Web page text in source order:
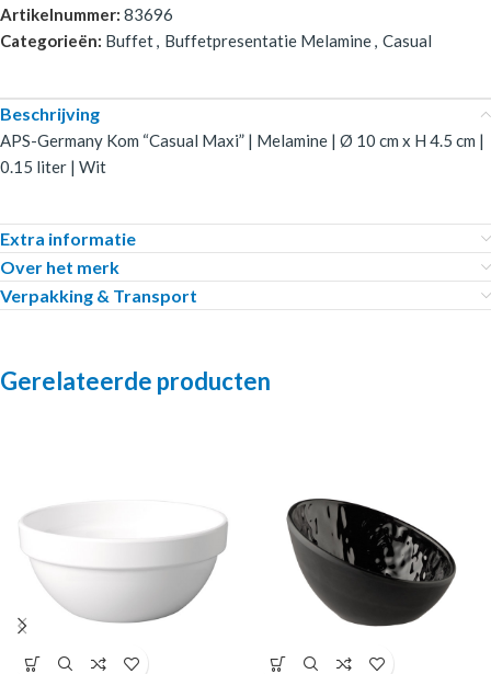
Artikelnummer: 83696
Categorieën: Buffet, Buffetpresentatie Melamine, Casual
Beschrijving
APS-Germany Kom “Casual Maxi” | Melamine | Ø 10 cm x H 4.5 cm |
0.15 liter | Wit
Extra informatie
Over het merk
Verpakking & Transport
Gerelateerde producten